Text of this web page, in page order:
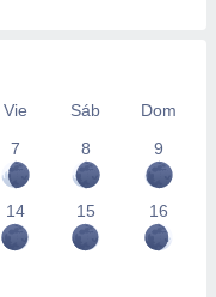
Vie Sáb
Dom
7 8 9
14 15 16